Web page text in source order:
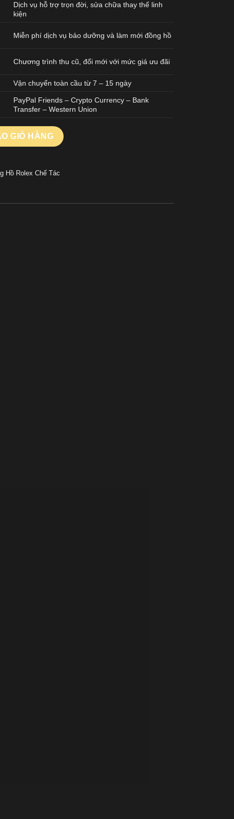
Dịch vụ hỗ trợ trọn đời, sửa chữa thay thế linh
kiện
Miễn phí dịch vụ bảo dưỡng và làm mới đồng hồ
Chương trình thu cũ, đổi mới với mức giá ưu đãi
Vận chuyển toàn cầu từ 7 – 15 ngày
PayPal Friends – Crypto Currency – Bank
Transfer – Western Union
0001 Màu Vàng Hồng Mặt Trắng Hoạ Tiết Tổ Ong 40mm
GIỎ HÀNG
Hồ Rolex Chế Tác